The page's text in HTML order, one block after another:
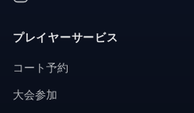
プレイヤーサービス
コート予約
大会参加